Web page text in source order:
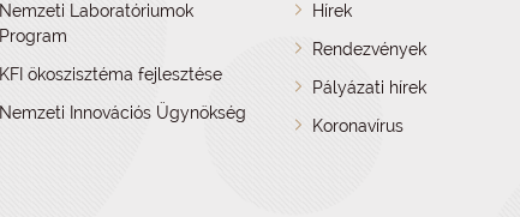
Nemzeti Laboratóriumok
Program
KFI ökoszisztéma fejlesztése
Nemzeti Innovációs Ügynökség
Hírek
Rendezvények
Pályázati hírek
Koronavírus